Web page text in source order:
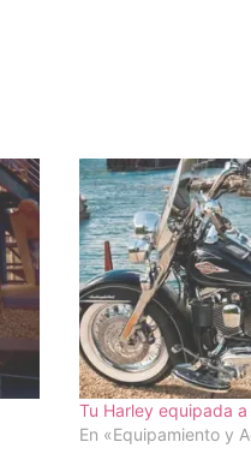
Tu Harley equipada
En «Equipamiento y